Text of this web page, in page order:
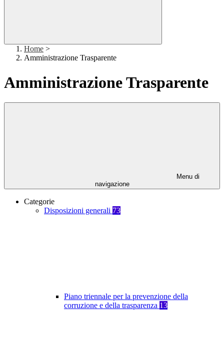
Home >
Amministrazione Trasparente
Amministrazione Trasparente
Menu di
navigazione
Categorie
Disposizioni generali 73
Piano triennale per la prevenzione della
corruzione e della trasparenza 13